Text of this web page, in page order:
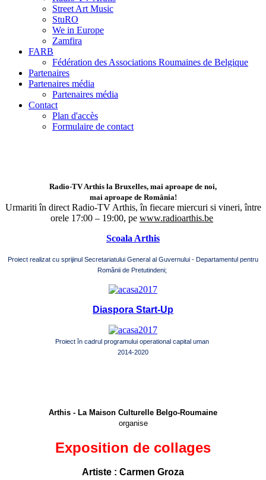
Street Art Music
StuRO
We in Europe
Zamfira
FARB
Fédération des Associations Roumaines de Belgique
Partenaires
Partenaires média
Partenaires média
Contact
Plan d'accès
Formulaire de contact
Radio-TV Arthis la Bruxelles, mai aproape de noi,
mai aproape de România!
Urmariti în direct Radio-TV Arthis, în fiecare miercuri si vineri, între
orele 17:00 – 19:00, pe www.radioarthis.be
Scoala Arthis
Proiect realizat cu sprijinul Secretariatului General al Guvernului - Departamentul pentru
Românii de Pretutindeni;
Diaspora Start-Up
Proiect în cadrul programului operational capital uman
2014-2020
Arthis - La Maison Culturelle Belgo-Roumaine
organise
Exposition de collages
Artiste : Carmen Groza